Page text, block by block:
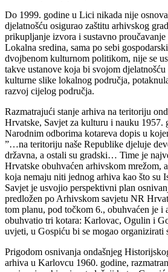
Do 1999. godine u Lici nikada nije
djelatnošću osigurao zaštitu arhivskog
prikupljanje izvora i sustavno
Lokalna sredina, sama po sebi
dvojbenom kulturnom politikom, nije se
takve ustanove koja bi svojom
kulturne slike lokalnog područja,
razvoj cijelog područja.
Razmatrajući stanje arhiva na teritoriju
Hrvatske, Savjet za kulturu i nauku 1957.
Narodnim odborima kotareva dopis u
”…na teritoriju naše Republike djeluje
državna, a ostali su gradski… Time je
Hrvatske obuhvaćen arhivskom mrežom,
koja nemaju niti jednog arhiva kao što
Savjet je usvojio perspektivni plan
predložen po Arhivskom savjetu NR
tom planu, pod točkom 6., obuhvaćen je
obuhvatio tri kotara: Karlovac, Ogulin i
uvjeti, u Gospiću bi se mogao organizirati
Prigodom osnivanja ondašnjeg
arhiva u Karlovcu 1960. godine,